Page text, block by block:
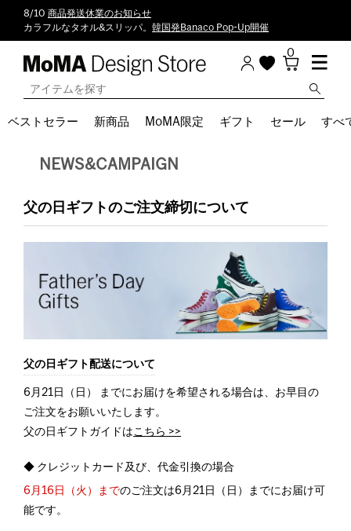
8/10 商品発送休業のお知らせ
カラフルなタオル&スリッパ。 韓国発Banaco Pop-Up開催
0
ベストセラー 新商品 MoMA限定 ギフト セール すべ
NEWS&CAMPAIGN
父の日ギフトのご注文締切について
父の日ギフト配送について
6月21日（日） までにお届けを希望される場合は、お早目の
ご注文をお願いいたします。
父の日ギフトガイドは こちら >>
◆ クレジットカード及び、代金引換の場合
6月16日（火）までのご注文は6月21日（日）までにお届け可
能です。